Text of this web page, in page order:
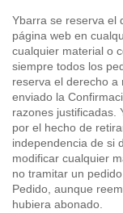
Ybarra se reserva el
página web en
cualquier material o
siempre todos los
reserva el derecho
enviado la
razones justificadas.
por el hecho de
independencia de si
modificar cualquier
no tramitar un
Pedido, aunque
hubiera abonado.